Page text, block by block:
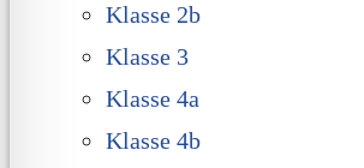
Klasse 2b
Klasse 3
Klasse 4a
Klasse 4b